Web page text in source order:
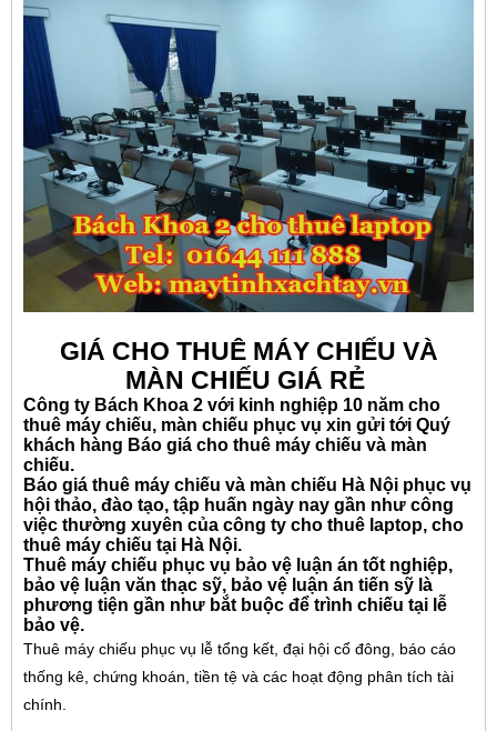
GIÁ CHO THUÊ MÁY CHIẾU VÀ
MÀN CHIẾU GIÁ RẺ
Công ty Bách Khoa 2 với kinh nghiệp 10 năm cho
thuê máy chiếu, màn chiếu phục vụ xin gửi tới Quý
khách hàng Báo giá cho thuê máy chiếu và màn
chiếu.
Báo giá thuê máy chiếu và màn chiếu Hà Nội phục vụ
hội thảo, đào tạo, tập huấn ngày nay gần như công
việc thường xuyên của công ty cho thuê laptop, cho
thuê máy chiếu tại Hà Nội.
Thuê máy chiếu phục vụ bảo vệ luận án tốt nghiệp,
bảo vệ luận văn thạc sỹ, bảo vệ luận án tiến sỹ là
phương tiện gần như bắt buộc để trình chiếu tại lễ
bảo vệ.
Thuê máy chiếu phục vụ lễ tổng kết, đại hội cổ đông, báo cáo
thống kê, chứng khoán, tiền tệ và các hoạt động phân tích tài
chính.